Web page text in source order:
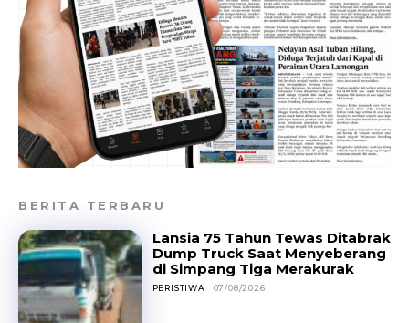
BERITA TERBARU
Lansia 75 Tahun Tewas Ditabrak
Dump Truck Saat Menyeberang
di Simpang Tiga Merakurak
PERISTIWA 07/08/2026